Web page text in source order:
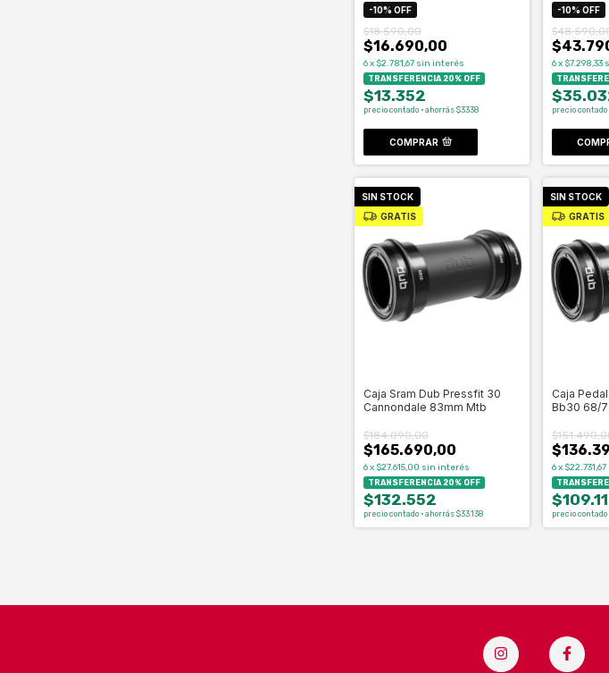
-10% OFF
$16.690,00
$18.590,00
6x $2.781,67 sin interés
TRANSFERENCIA 20% OFF
$13.352
precio contado · ahorrás $3338
COMPRAR
-10%OFF
6x $7.298,33
precio contado
SIN STOCK
GRATIS
Caja Sram Dub Pressfit 30
Cannondale 83mm Mtb
$165.690,00
$184.090,00
6x $27.615,00 sin interés
TRANSFERENCIA 20% OFF
$132.552
precio contado · ahorrás $33.138
SIN STOCK
GRATIS
Caja
Bb30 68/
6x $22.731,67
precio contado